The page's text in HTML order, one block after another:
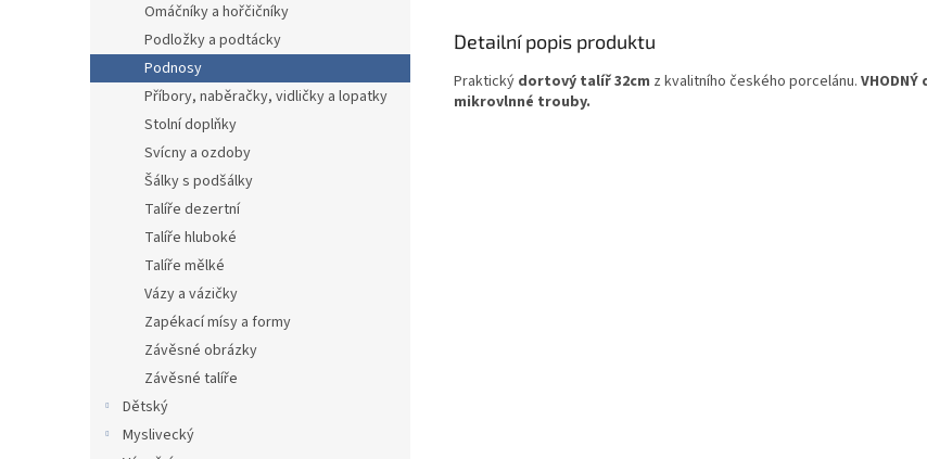
Omáčníky a hořčičníky
Podložky a podtácky
Podnosy
Příbory, naběračky, vidličky a lopatky
Stolní doplňky
Svícny a ozdoby
Šálky s podšálky
Talíře dezertní
Talíře hluboké
Talíře mělké
Vázy a vázičky
Zapékací mísy a formy
Závěsné obrázky
Závěsné talíře
Dětský
Myslivecký
Detailní popis produktu
Praktický dortový talíř 32cm z kvalitního českého porcelánu.
mikrovlnné trouby.